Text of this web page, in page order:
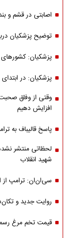
اصابتی در قشم و
توضیح پزشکیان
پزشکیان: کشورهای
پزشکیان: در
وقتی از وفاق صحبت
افزایش دهیم
پاسخ قالیباف به
لحظاتی منتشر
شهید انقلاب
سی‌ان‌ان: ترامپ
روایت جدید و
قیمت تخم مرغ